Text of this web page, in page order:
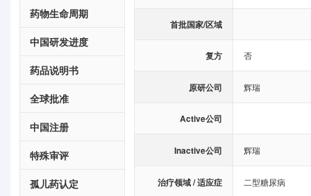
药物生命周期
中国研发进度
药品说明书
全球批准
中国注册
特殊审评
孤儿药认定
首批国家/区域
复方 否
原研公司 辉瑞
Active公司
Inactive公司 辉瑞
治疗领域 / 适应症 二型糖尿病